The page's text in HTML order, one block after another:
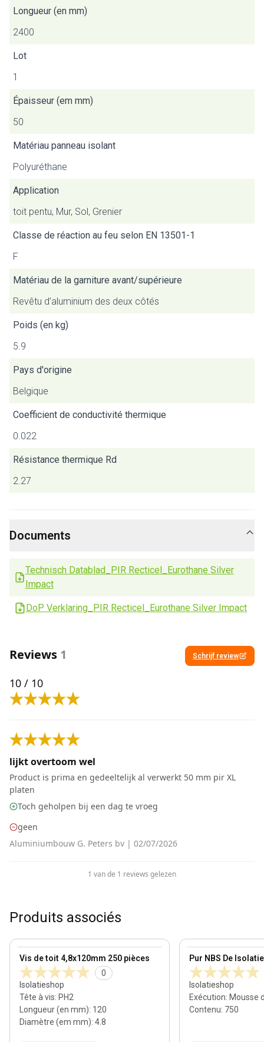
Longueur (en mm)
2400
Lot
1
Épaisseur (em mm)
50
Matériau panneau isolant
Polyuréthane
Application
toit pentu, Mur, Sol, Grenier
Classe de réaction au feu selon EN 13501-1
F
Matériau de la garniture avant/supérieure
Revêtu d’aluminium des deux côtés
Poids (en kg)
5.9
Pays d'origine
Belgique
Coefficient de conductivité thermique
0.022
Résistance thermique Rd
2.27
Documents
Technisch Datablad_PIR Recticel_Eurothane Silver
Impact
DoP Verklaring_PIR Recticel_Eurothane Silver Impact
Reviews 1 Schrijf review
10 / 10
lijkt overtoom wel
Product is prima en gedeeltelijk al verwerkt 50 mm pir XL
platen
Toch geholpen bij een dag te vroeg
geen
Aluminiumbouw G. Peters bv | 02/07/2026
1 van de 1 reviews gelezen
Produits associés
Vis de toit 4,8x120mm 250 pièces
0
Isolatieshop
Tête à vis: PH2
Longueur (en mm): 120
Diamètre (em mm): 4.8
View product Pur NBS De
Isolatieshop
Exécution: Mousse
Contenu: 750
View product